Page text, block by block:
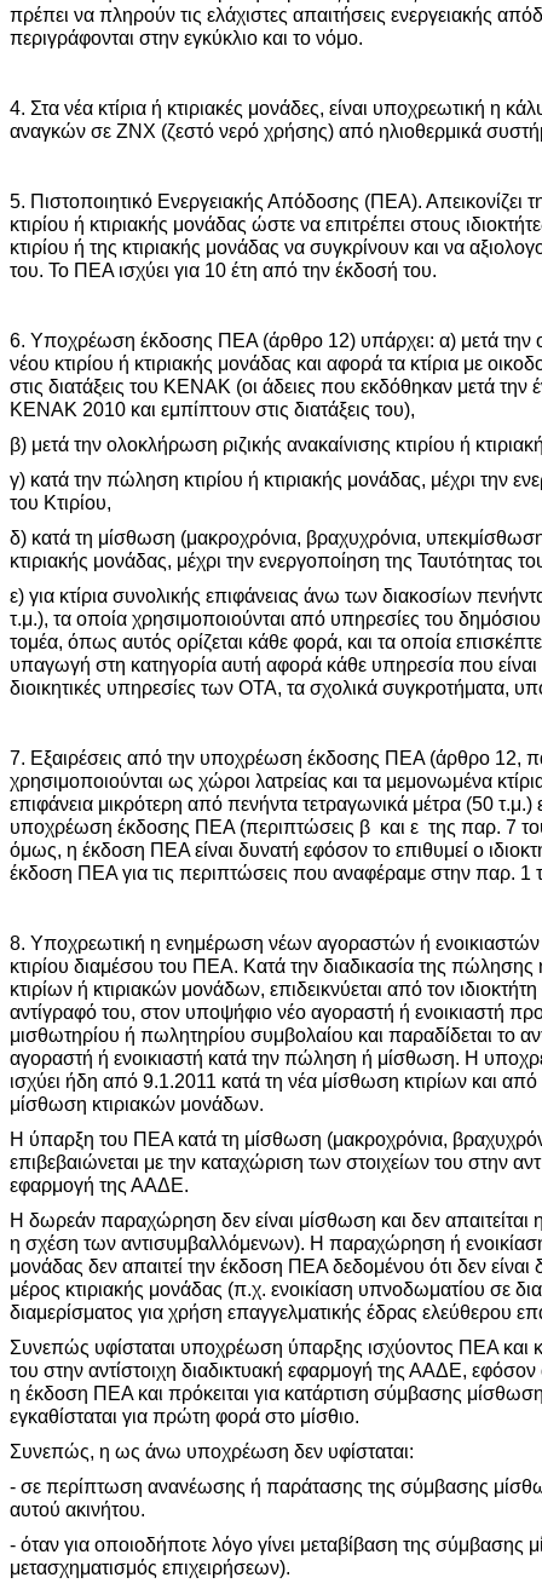
πρέπει να πληρούν τις ελάχιστες απαιτήσεις ενεργειακής
περιγράφονται στην εγκύκλιο και το νόμο.
4. Στα νέα κτίρια ή κτιριακές μονάδες, είναι υποχρεωτική η
αναγκών σε ΖΝΧ (ζεστό νερό χρήσης) από ηλιοθερμικά
5. Πιστοποιητικό Ενεργειακής Απόδοσης (ΠΕΑ). Απεικονίζει
κτιρίου ή κτιριακής μονάδας ώστε να επιτρέπει στους
κτιρίου ή της κτιριακής μονάδας να συγκρίνουν και να
του. Το ΠΕΑ ισχύει για 10 έτη από την έκδοσή του.
6. Υποχρέωση έκδοσης ΠΕΑ (άρθρο 12) υπάρχει: α) μετά την
νέου κτιρίου ή κτιριακής μονάδας και αφορά τα κτίρια με
στις διατάξεις του ΚΕΝΑΚ (οι άδειες που εκδόθηκαν μετά την
ΚΕΝΑΚ 2010 και εμπίπτουν στις διατάξεις του),
β) μετά την ολοκλήρωση ριζικής ανακαίνισης κτιρίου ή
γ) κατά την πώληση κτιρίου ή κτιριακής μονάδας, μέχρι την
του Κτιρίου,
δ) κατά τη μίσθωση (μακροχρόνια, βραχυχρόνια,
κτιριακής μονάδας, μέχρι την ενεργοποίηση της Ταυτότητας
ε) για κτίρια συνολικής επιφάνειας άνω των διακοσίων
τ.μ.), τα οποία χρησιμοποιούνται από υπηρεσίες του
τομέα, όπως αυτός ορίζεται κάθε φορά, και τα οποία
υπαγωγή στη κατηγορία αυτή αφορά κάθε υπηρεσία που είναι
διοικητικές υπηρεσίες των ΟΤΑ, τα σχολικά συγκροτήματα,
7. Εξαιρέσεις από την υποχρέωση έκδοσης ΠΕΑ (άρθρο 12,
χρησιμοποιούνται ως χώροι λατρείας και τα μεμονωμένα
επιφάνεια μικρότερη από πενήντα τετραγωνικά μέτρα (50 τ.μ.)
υποχρέωση έκδοσης ΠΕΑ (περιπτώσεις β και ε της παρ. 7
όμως, η έκδοση ΠΕΑ είναι δυνατή εφόσον το επιθυμεί ο
έκδοση ΠΕΑ για τις περιπτώσεις που αναφέραμε στην παρ. 1
8. Υποχρεωτική η ενημέρωση νέων αγοραστών ή ενοικιαστών
κτιρίου διαμέσου του ΠΕΑ. Κατά την διαδικασία της
κτιρίων ή κτιριακών μονάδων, επιδεικνύεται από τον
αντίγραφό του, στον υποψήφιο νέο αγοραστή ή ενοικιαστή
μισθωτηρίου ή πωλητηρίου συμβολαίου και παραδίδεται το
αγοραστή ή ενοικιαστή κατά την πώληση ή μίσθωση. Η
ισχύει ήδη από 9.1.2011 κατά τη νέα μίσθωση κτιρίων και
μίσθωση κτιριακών μονάδων.
Η ύπαρξη του ΠΕΑ κατά τη μίσθωση (μακροχρόνια,
επιβεβαιώνεται με την καταχώριση των στοιχείων του στην
εφαρμογή της ΑΑΔΕ.
Η δωρεάν παραχώρηση δεν είναι μίσθωση και δεν απαιτείται
η σχέση των αντισυμβαλλόμενων). Η παραχώρηση ή ενοικίαση
μονάδας δεν απαιτεί την έκδοση ΠΕΑ δεδομένου ότι δεν
μέρος κτιριακής μονάδας (π.χ. ενοικίαση υπνοδωματίου σε
διαμερίσματος για χρήση επαγγελματικής έδρας ελεύθερου
Συνεπώς υφίσταται υποχρέωση ύπαρξης ισχύοντος ΠΕΑ και
του στην αντίστοιχη διαδικτυακή εφαρμογή της ΑΑΔΕ, εφόσον
η έκδοση ΠΕΑ και πρόκειται για κατάρτιση σύμβασης
εγκαθίσταται για πρώτη φορά στο μίσθιο.
Συνεπώς, η ως άνω υποχρέωση δεν υφίσταται:
- σε περίπτωση ανανέωσης ή παράτασης της σύμβασης
αυτού ακινήτου.
- όταν για οποιοδήποτε λόγο γίνει μεταβίβαση της σύμβασης
μετασχηματισμός επιχειρήσεων).